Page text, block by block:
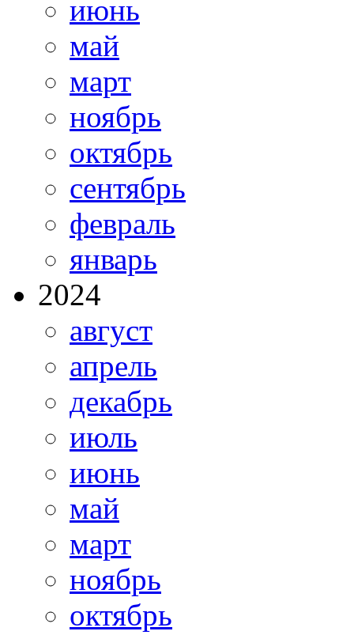
июнь
май
март
ноябрь
октябрь
сентябрь
февраль
январь
2024
август
апрель
декабрь
июль
июнь
май
март
ноябрь
октябрь